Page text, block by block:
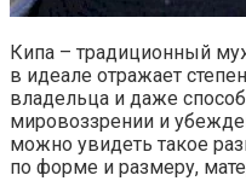
Кипа – традиционный
в идеале отражает
владельца и даже
мировоззрении и
можно увидеть такое
по форме и размеру,